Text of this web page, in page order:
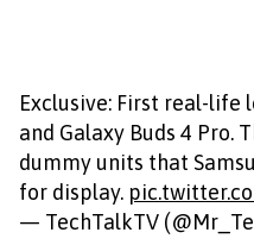
Exclusive: First real-life
and Galaxy Buds 4 Pro.
dummy units that
for display.
— TechTalkTV